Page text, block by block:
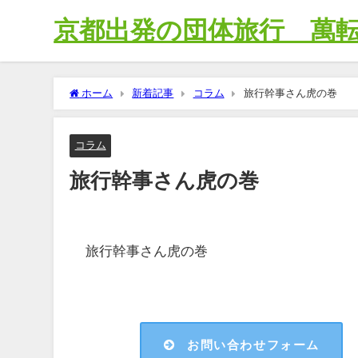
京都出発の団体旅行 萬
ホーム 新着記事 コラム 旅行幹事さん虎の巻
コラム
旅行幹事さん虎の巻
旅行幹事さん虎の巻
お問い合わせフォーム